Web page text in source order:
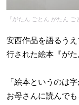
『がたん ごとん がたん
安西作品を語るう
行された絵本『がた
「絵本というのは
お母さんに読んで